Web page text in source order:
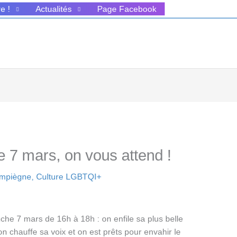
! Actualités Page Facebook
7 mars, on vous attend !
,Culture LGBTQI+
7 mars de 16h à 18h : on enfile sa plus belle
chauffe sa voix et on est prêts pour envahir le